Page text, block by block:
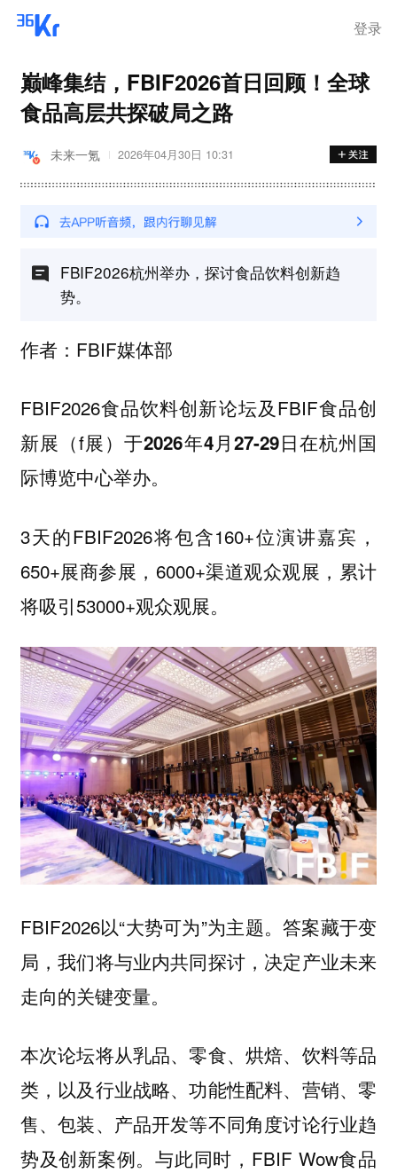
登录
巅峰集结，FBIF2026首日回顾！全球
食品高层共探破局之路
未来一氪 2026年04月30日 10:31
FBIF2026杭州举办，探讨食品饮料创新趋
势。
作者：FBIF媒体部
FBIF2026食品饮料创新论坛及FBIF食品创
新展（f展）于2026年4月27-29日在杭州国
际博览中心举办。
3天的FBIF2026将包含160+位演讲嘉宾，
650+展商参展，6000+渠道观众观展，累计
将吸引53000+观众观展。
FBIF2026以“大势可为”为主题。答案藏于变
局，我们将与业内共同探讨，决定产业未来
走向的关键变量。
本次论坛将从乳品、零食、烘焙、饮料等品
类，以及行业战略、功能性配料、营销、零
售、包装、产品开发等不同角度讨论行业趋
势及创新案例。与此同时，FBIF Wow食品